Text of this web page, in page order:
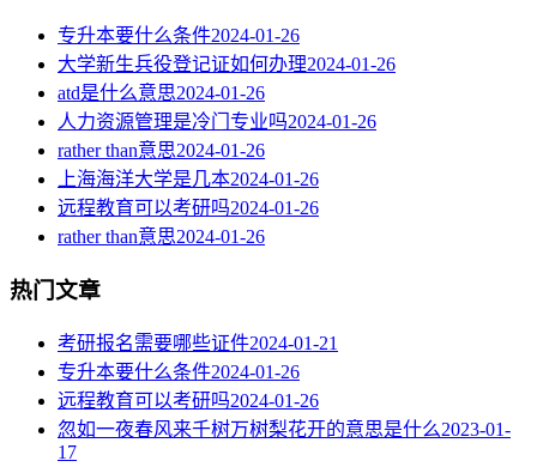
专升本要什么条件2024-01-26
大学新生兵役登记证如何办理2024-01-26
atd是什么意思2024-01-26
人力资源管理是冷门专业吗2024-01-26
rather than意思2024-01-26
上海海洋大学是几本2024-01-26
远程教育可以考研吗2024-01-26
rather than意思2024-01-26
热门文章
考研报名需要哪些证件2024-01-21
专升本要什么条件2024-01-26
远程教育可以考研吗2024-01-26
忽如一夜春风来千树万树梨花开的意思是什么2023-01-
17